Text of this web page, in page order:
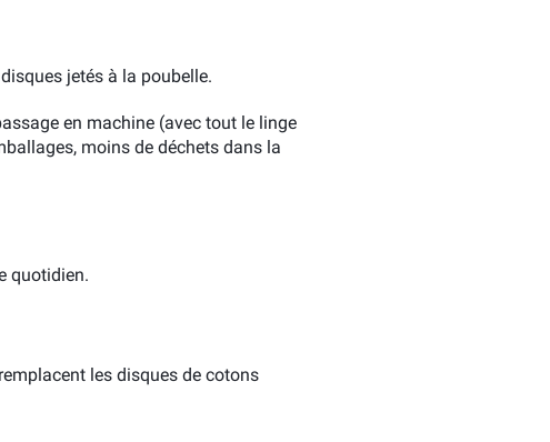
jetés à la poubelle.
en machine (avec tout le linge
moins de déchets dans la
quotidien.
les disques de cotons